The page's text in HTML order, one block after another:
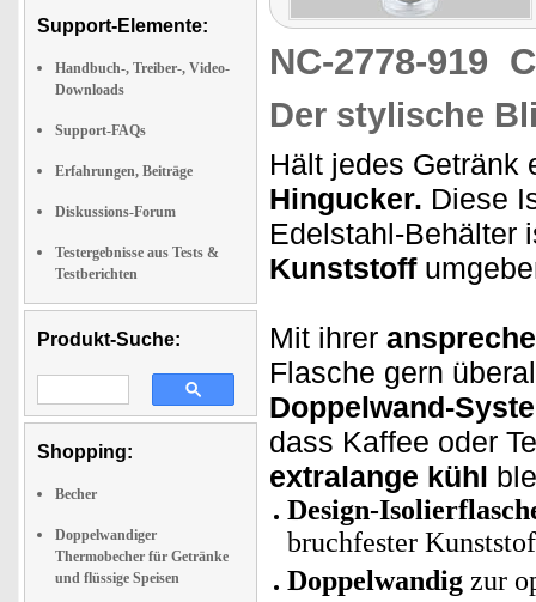
Support-Elemente:
Handbuch-, Treiber-, Video-
Downloads
Support-FAQs
Erfahrungen, Beiträge
Diskussions-Forum
Testergebnisse aus Tests &
Testberichten
Produkt-Suche:
Shopping:
Becher
Doppelwandiger
Thermobecher für Getränke
und flüssige Speisen
NC-2778-919
Der stylische
Hält jedes Getränk
Hingucker. Diese
Edelstahl-Behälter
Kunststoff
Mit ihrer
Flasche gern
Doppelwand-
dass Kaffee oder
extralange kühl
Design-
bruchfester
Doppelwandig zur